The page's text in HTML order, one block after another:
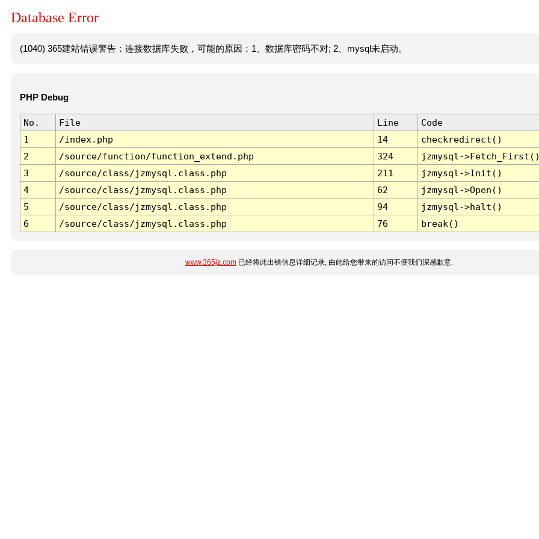
Database Error
(1040) 365建站错误警告：连接数据库失败，可能的原因：1、数据库密码不对; 2、mysql未启动。
PHP Debug
No. File Line
Code
1
/index.php 14
checkredirect()
2
/source/function/function_extend.php 324
jzmysql-
3
/source/class/jzmysql.class.php 211
jzmysql->Init()
4
/source/class/jzmysql.class.php 62
jzmysql->Open()
5
/source/class/jzmysql.class.php 94
jzmysql->halt()
6
/source/class/jzmysql.class.php 76 break()
www.365jz.com已经将此出错信息详细记录, 由此给您带来的访问不便我们深感歉意.